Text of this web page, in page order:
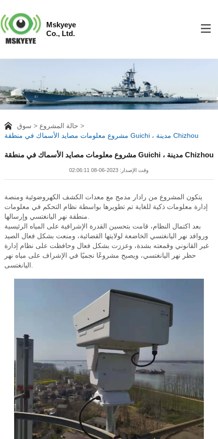
Mskyeye
Co., Ltd.
سوق
حالة المشروع
مشروع معلومات مصايد الأسماك في منطقة Guichi ، مدينة Chizhou
مشروع معلومات مصايد الأسماك في منطقة Guichi ، مدينة Chizhou
وقت الإصدار: 2023-06-08 02:06:11
يتكون المشروع من رادار مدمج مع معدات الكشف الكهروضوئية ومنصة
إدارة معلومات ذكية للغاية تم تطويرها بواسطة نظام التحكم في معلومات
بعد اكتمال النظام، قامت بتحسين القدرة الإشرافية على المياه الرئيسية
وروافد نهر اليانغتسي الخاضعة لولايتها القضائية، ومنعت بشكل فعال الصيد
غير القانوني وقمعته بشدة، وعززت بشكل فعال وحافظت على نظام إدارة
حظر نهر اليانغتسي، ويصبح مشروعًا نجميًا في الإشراف على مياه نهر